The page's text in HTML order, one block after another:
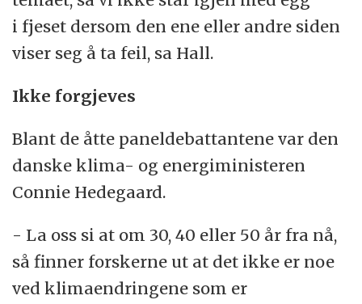
i fjeset dersom den ene eller andre siden
viser seg å ta feil, sa Hall.
Ikke forgjeves
Blant de åtte paneldebattantene var den
danske klima- og energiministeren
Connie Hedegaard.
- La oss si at om 30, 40 eller 50 år fra nå,
så finner forskerne ut at det ikke er noe
ved klimaendringene som er